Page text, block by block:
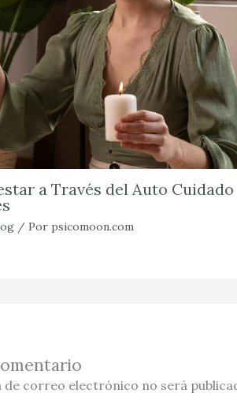
a Través del Auto Cuidado
/ Por psicomoon.com
de correo electrónico no será